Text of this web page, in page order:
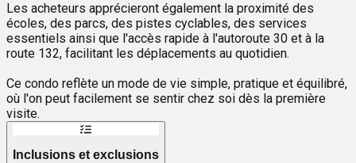
Les acheteurs apprécieront également la proximité des
écoles, des parcs, des pistes cyclables, des services
essentiels ainsi que l'accès rapide à l'autoroute 30 et à la
route 132, facilitant les déplacements au quotidien.
Ce condo reflète un mode de vie simple, pratique et équilibré,
où l'on peut facilement se sentir chez soi dès la première
visite.
Inclusions et exclusions